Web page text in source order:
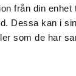
från din
Dessa kan i
som de har
under
tillkommer
i kassan.